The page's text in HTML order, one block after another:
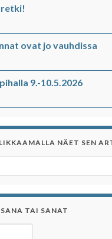
ovat jo vauhdissa
9.-10.5.2026
NÄET SEN
näet sen
TAI SANAT